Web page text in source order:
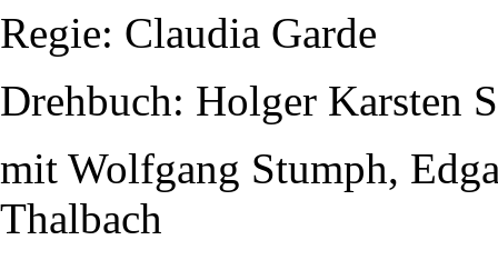
Regie: Claudia Garde
Drehbuch: Holger Karsten
mit Wolfgang Stumph,
Thalbach